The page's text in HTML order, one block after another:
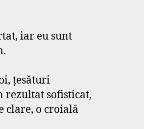
iar eu sunt
ţesături
rezultat sofisticat,
clare, o croială